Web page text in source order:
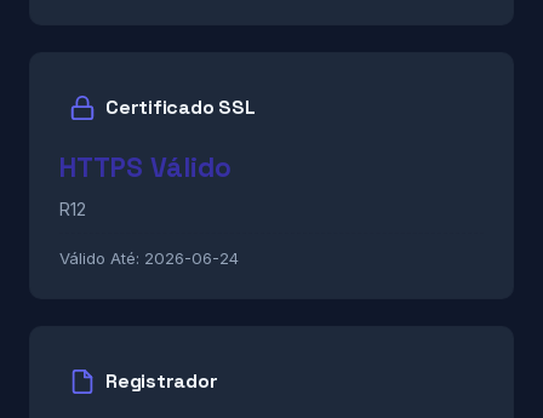
Certificado SSL
HTTPS Válido
R12
Válido Até: 2026-06-24
Registrador